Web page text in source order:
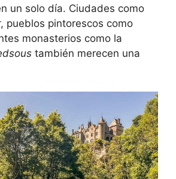
un solo día. Ciudades como
, pueblos pintorescos como
monasterios como la
también merecen una